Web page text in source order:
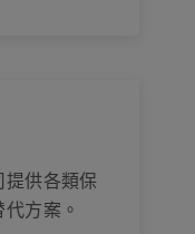
提供各類保
方案。